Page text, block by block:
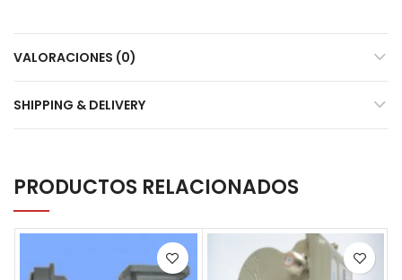
VALORACIONES (0)
SHIPPING & DELIVERY
PRODUCTOS RELACIONADOS